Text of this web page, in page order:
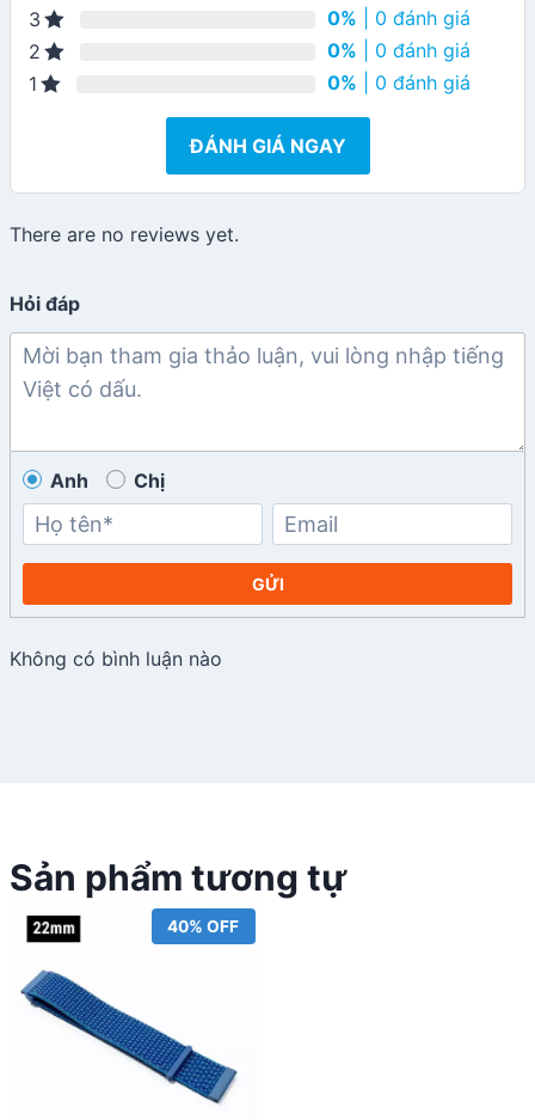
3
0% | 0 đánh giá
2
0% | 0 đánh giá
1
0% | 0 đánh giá
ĐÁNH GIÁ NGAY
There are no reviews yet.
Hỏi đáp
Anh Chị
GỬI
Không có bình luận nào
Sản phẩm tương tự
40% OFF